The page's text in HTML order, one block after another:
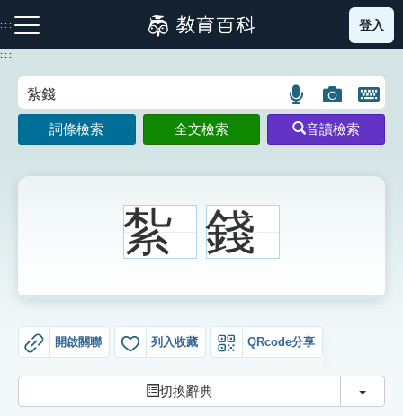
到
主
:::
注音索引圖示 筆畫索引圖示 部首索引表圖示
生字詞彙表
登入
:::
語
言
搜
圖
片
搜
開
鍵
圖
詞條檢索 全文檢索 音讀檢索
紮 錢
開啟關聯 列入收藏 QRcode分享
切換辭典 切換